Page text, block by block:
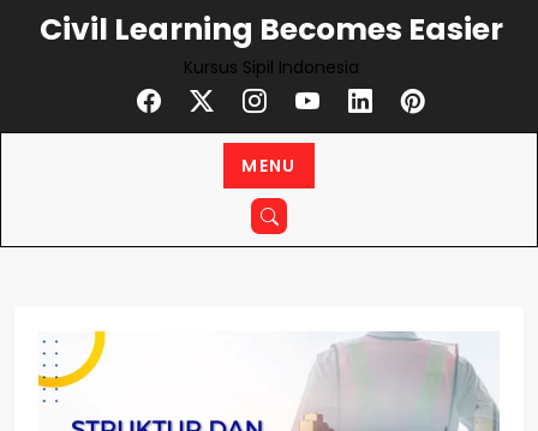
Civil Learning Becomes Easier
Kursus Sipil Indonesia
MENU